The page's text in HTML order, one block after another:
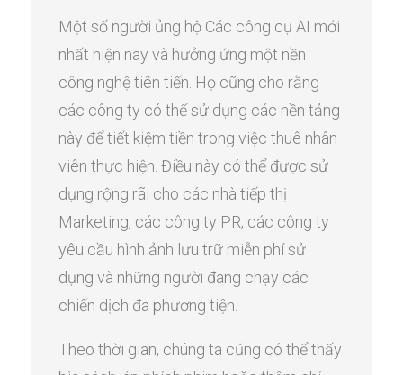
Một số người ủng hộ Các công cụ AI mới
nhất hiện nay và hưởng ứng một nền
công nghệ tiên tiến. Họ cũng cho rằng
các công ty có thể sử dụng các nền tảng
này để tiết kiệm tiền trong việc thuê nhân
viên thực hiện. Điều này có thể được sử
dụng rộng rãi cho các nhà tiếp thị
Marketing, các công ty PR, các công ty
yêu cầu hình ảnh lưu trữ miễn phí sử
dụng và những người đang chạy các
chiến dịch đa phương tiện.
Theo thời gian, chúng ta cũng có thể thấy